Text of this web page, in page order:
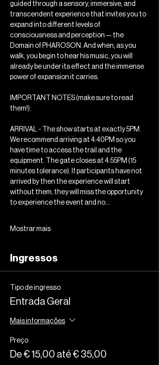
guided through a sensory, immersive, and
transcendent experience that invites you to
expand into different levels of
consciousness and perception — the
Domain of PHAROSON. And when, as you
walk, you begin to hear his music, you will
already be under its effect and the immense
power of expansion it carries.
IMPORTANT NOTES (make sure to read
them!):
ARRIVAL - The show starts at exactly 5PM.
We recommend arriving at 4:40PM so you
have time to access the trail and the
equipment. The gate closes at 4:55PM (15
minutes tolerance). If participants have not
arrived by then the experience will start
without them, they will miss the opportunity
to experience the event and no…
Mostrar mais
Ingressos
Tipo de ingresso
Entrada Geral
Mais informações
Preço
De € 15,00 até € 35,00